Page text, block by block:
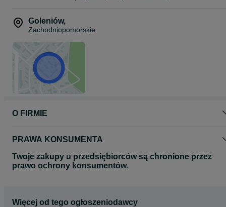
Goleniów,
Zachodniopomorskie
O FIRMIE
PRAWA KONSUMENTA
Twoje zakupy u przedsiębiorców są chronione przez
prawo ochrony konsumentów.
Więcej od tego ogłoszeniodawcy